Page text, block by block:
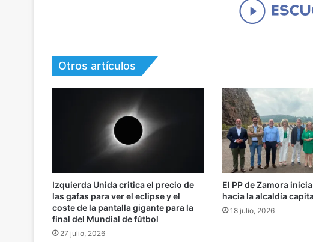
Otros artículos
Izquierda Unida critica el precio de
las gafas para ver el eclipse y el
coste de la pantalla gigante para la
final del Mundial de fútbol
27 julio, 2026
El PP de Zamora
hacia la alcaldía
18 julio, 2026